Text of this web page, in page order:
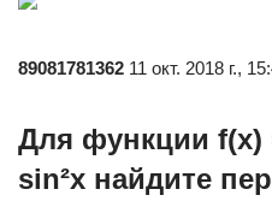
89081781362 11 окт. 2018 г.,
Для функции f(x)
sin²x найдите